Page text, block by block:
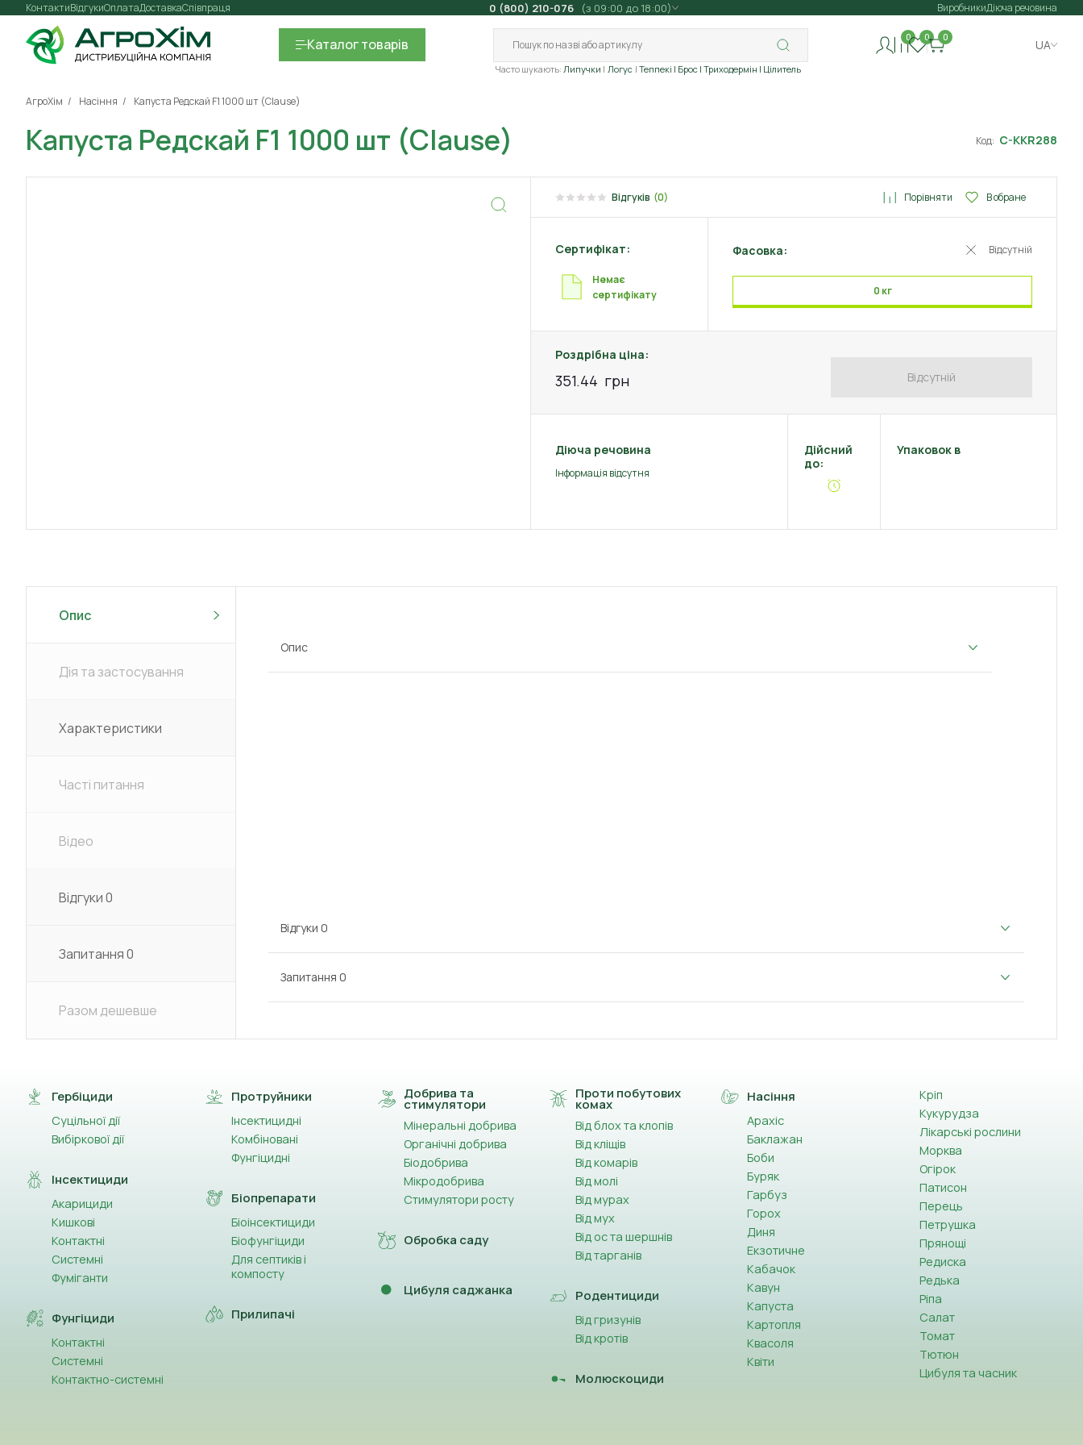
Контакти Оплата
Відгуки ДоставкаСпівпраця 0 (800) 210-076 (з 09:00 до 18:00) ВиробникиДіюча речовина
Каталогтоварів
Часто шукають: Липучки Логус Теппекі | Брос | Триходермін | Цілитель
0 0 0
UA
АгроХім Насіння Капуста Редскай F1 1000 шт (Clause)
Капуста Редскай F1 1000 шт (Clause) Код: C-KKR288
Відгуків (0) Порівняти В обране
Сертифікат:
Немає
сертифікату
Фасовка: Відсутній
0 кг
Роздрібна ціна:
351.44 грн Відсутній
Діюча речовина
Інформація відсутня
Дійсний
до:
Упаковок в
Опис
Дія та застосування
Характеристики
Часті питання
Відео
Відгуки0
Запитання0
Разом дешевше
Опис
Відгуки 0
Запитання 0
Гербіциди
Суцільної дії
Вибіркової дії
Інсектициди
Акарициди
Кишкові
Контактні
Системні
Фуміганти
Фунгіциди
Контактні
Системні
Контактно-системні
Протруйники
Інсектицидні
Комбіновані
Фунгіцидні
Біопрепарати
Біоінсектициди
Біофунгіциди
Для септиків і
компосту
Прилипачі
Добрива та
стимулятори
Мінеральні добрива
Органічні добрива
Біодобрива
Мікродобрива
Стимулятори росту
Обробка саду
Цибуля саджанка
Проти побутових
комах
Від блох та клопів
Від кліщів
Від комарів
Від молі
Від мурах
Від мух
Від ос та шершнів
Від тарганів
Родентициди
Від гризунів
Від кротів
Молюскоциди
Насіння
Арахіс
Баклажан
Боби
Буряк
Гарбуз
Горох
Диня
Екзотичне
Кабачок
Кавун
Капуста
Картопля
Квасоля
Квіти
Кріп
Кукурудза
Лікарські рослини
Морква
Огірок
Патисон
Перець
Петрушка
Прянощі
Редиска
Редька
Ріпа
Салат
Томат
Тютюн
Цибуля та часник